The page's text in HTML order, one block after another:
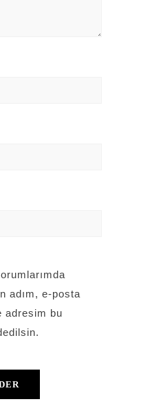
adım, e-posta
adresim bu